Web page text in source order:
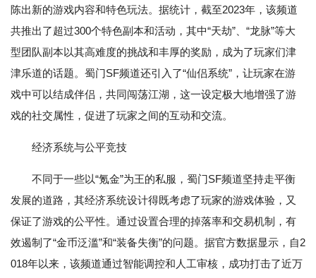
陈出新的游戏内容和特色玩法。据统计，截至2023年，该频道
共推出了超过300个特色副本和活动，其中“天劫”、“龙脉”等大
型团队副本以其高难度的挑战和丰厚的奖励，成为了玩家们津
津乐道的话题。蜀门SF频道还引入了“仙侣系统”，让玩家在游
戏中可以结成伴侣，共同闯荡江湖，这一设定极大地增强了游
戏的社交属性，促进了玩家之间的互动和交流。
经济系统与公平竞技
不同于一些以“氪金”为王的私服，蜀门SF频道坚持走平衡
发展的道路，其经济系统设计得既考虑了玩家的游戏体验，又
保证了游戏的公平性。通过设置合理的掉落率和交易机制，有
效遏制了“金币泛滥”和“装备失衡”的问题。据官方数据显示，自2
018年以来，该频道通过智能调控和人工审核，成功打击了近万